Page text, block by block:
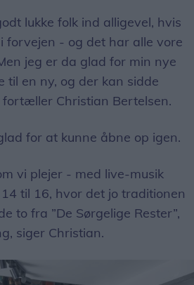
lukke folk ind alligevel, hvis
forvejen - og det har alle vore
jeg er da glad for min nye
en ny, og der kan sidde
Christian Bertelsen.
for at kunne åbne op igen.
vi plejer - med live-musik
til 16, hvor det jo traditionen
to fra ”De Sørgelige Rester”,
siger Christian.